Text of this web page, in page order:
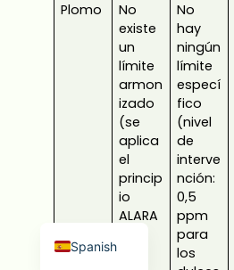
Plomo
No
existe
un
límite
armon
izado
(se
aplica
el
princip
io
ALARA
No
hay
ningún
límite
especí
fico
(nivel
de
interve
nción:
0,5
ppm
para
los
Spanish
Indonesian
Japanese